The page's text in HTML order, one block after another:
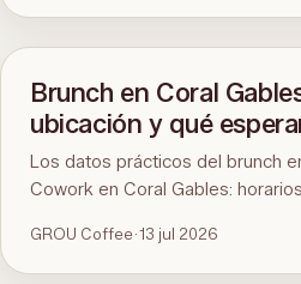
en Coral Gables como ejemplo,
qué pedir.
Brunch en Coral
ubicación y qué
Los datos prácticos del brunch
Cowork en Coral Gables:
guía del mejor brunch de Miami.
GROU Coffee·13 jul 2026